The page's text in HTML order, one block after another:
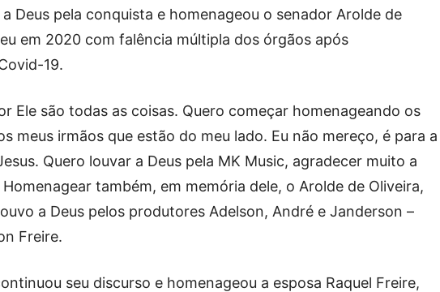
Deus pela conquista e homenageou o senador Arolde de
em 2020 com falência múltipla dos órgãos após
19.
Ele são todas as coisas. Quero começar homenageando os
meus irmãos que estão do meu lado. Eu não mereço, é para a
Quero louvar a Deus pela MK Music, agradecer muito a
também, em memória dele, o Arolde de Oliveira,
a Deus pelos produtores Adelson, André e Janderson –
Freire.
seu discurso e homenageou a esposa Raquel Freire,